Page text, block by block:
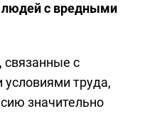
с вредными
связанные с
труда,
значительно